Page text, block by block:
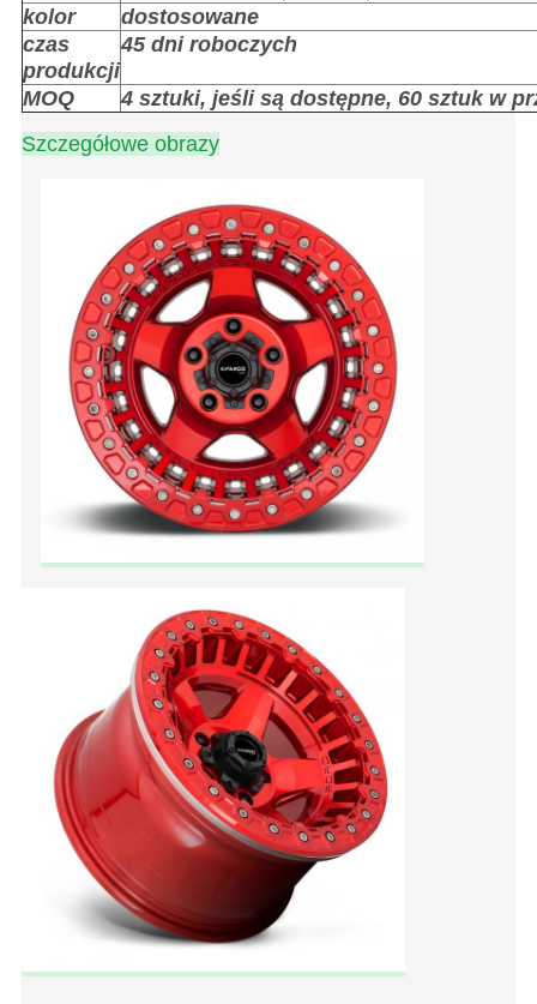
kolor
dostosowane
czas
produkcji
45 dni roboczych
MOQ
4 sztuki, jeśli są dostępne, 60 sztuk w
Szczegółowe obrazy